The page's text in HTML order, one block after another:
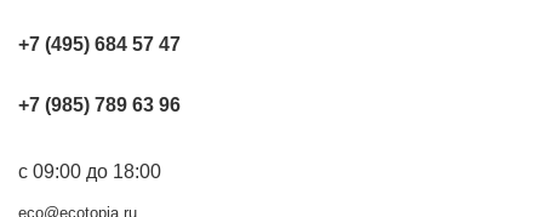
+7 (495) 684 57 47
+7 (985) 789 63 96
с 09:00 до 18:00
eco@ecotopia.ru